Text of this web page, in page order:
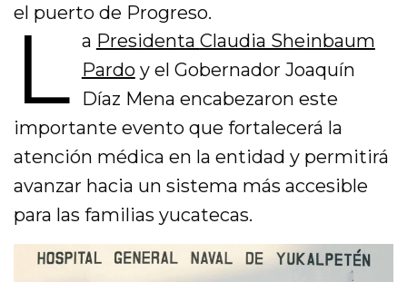
el puerto de Progreso.
L a Presidenta Claudia Sheinbaum
Pardoy el Gobernador Joaquín
Díaz Mena encabezaron este
importante evento que fortalecerá la
atención médica en la entidad y permitirá
avanzar hacia un sistema más accesible
para las familias yucatecas.